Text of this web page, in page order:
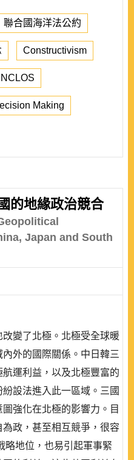
聯合國海洋法公約
Constructivism
Making
的地緣政治競合
Japan and South
變了北極。北極受全球暖
外的國際關係。中日韓三
運利益，以及北極豐富的
設法進入此一區域。三國
強化在北極的影響力。目
政，甚至相互競爭，很容
略地位，也易引起軍事緊